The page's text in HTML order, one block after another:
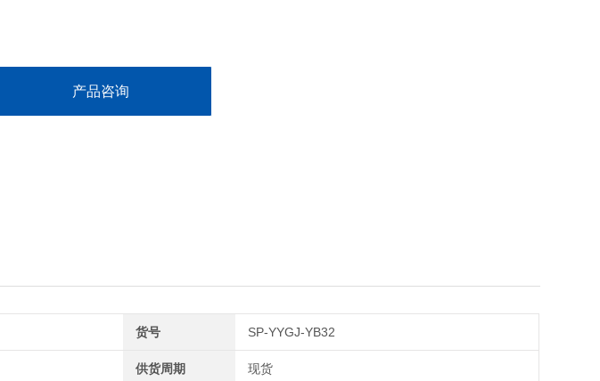
产品咨询
货号 SP-YYGJ-YB32
供货周期 现货